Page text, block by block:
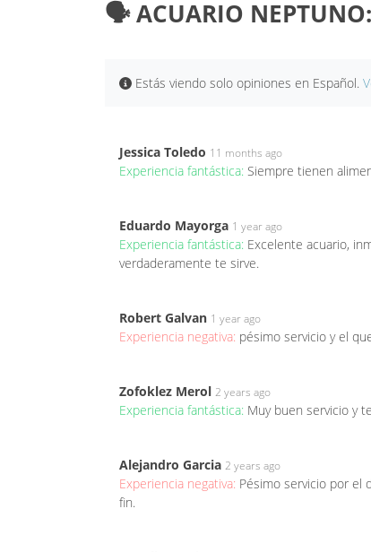
🗣️ ACUARIO
Estás viendo solo opiniones en Español.
Jessica Toledo 11 months ago
Experiencia fantástica: Siempre tienen
Eduardo Mayorga 1 year ago
Experiencia fantástica: Excelente acuario,
verdaderamente te sirve.
Robert Galvan 1 year ago
Experiencia negativa: pésimo servicio y el
Zofoklez Merol 2 years ago
Experiencia fantástica: Muy buen servicio y
Alejandro Garcia 2 years ago
Experiencia negativa: Pésimo servicio por el
fin.